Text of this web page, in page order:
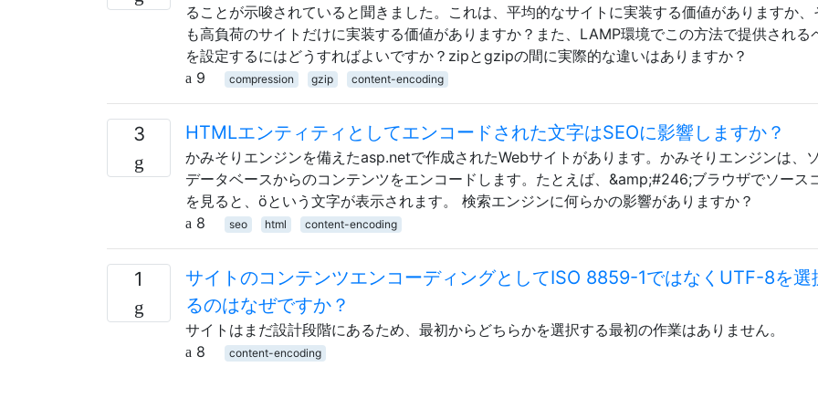
ることが示唆されていると聞きました。これは、平均的なサイトに実装する価値がありますか、
も高負荷のサイトだけに実装する価値がありますか？また、LAMP環境でこの方法で提供される
を設定するにはどうすればよいですか？zipとgzipの間に実際的な違いはありますか？
9
compression gzip content-encoding
3 HTMLエンティティとしてエンコードされた文字はSEOに影響しますか？
かみそりエンジンを備えたasp.netで作成されたWebサイトがあります。かみそりエンジンは、
データベースからのコンテンツをエンコードします。たとえば、&amp;#246;ブラウザでソース
を見ると、öという文字が表示されます。 検索エンジンに何らかの影響がありますか？
8
seo html content-encoding
1
サイトのコンテンツエンコーディングとしてISO 8859-1ではなくUTF-8を選
るのはなぜですか？
サイトはまだ設計段階にあるため、最初からどちらかを選択する最初の作業はありません。
8
content-encoding